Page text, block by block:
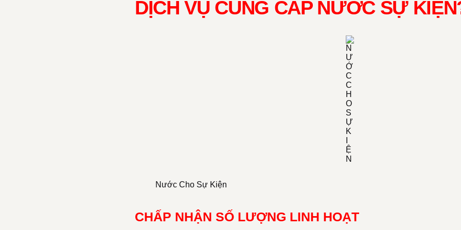
DỊCH VỤ CUNG CẤP NƯỚC SỰ
Nước Cho Sự Kiện
CHẤP NHẬN SỐ LƯỢNG LINH HOẠT